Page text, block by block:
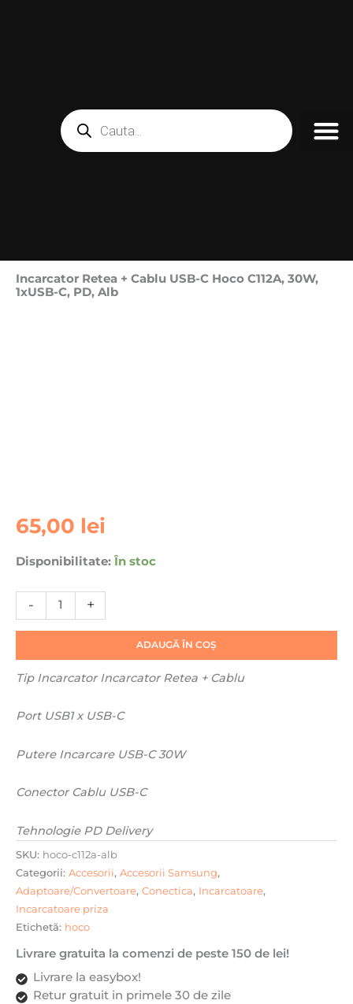
search
Incarcator Retea + Cablu USB-C Hoco C112A, 30W,
1xUSB-C, PD, Alb
65,00 lei
Disponibilitate: În stoc
-
Cantitate
Incarcator
+
Cablu
USB-
C
C112A,
30W,
C,
Alb
+
ADAUGĂ ÎN COȘ
Tip IncarcatorIncarcator Retea + Cablu
Port USB1 x USB-C
Putere Incarcare USB-C 30W
Conector Cablu USB-C
Tehnologie PD Delivery
SKU: hoco-c112a-alb
Categorii: Accesorii, Accesorii Samsung,
Adaptoare/Convertoare, Conectica, Incarcatoare,
Incarcatoare priza
Etichetă: hoco
Livrare gratuita la comenzi de peste 150 de lei!
Livrare la easybox!
Retur gratuit in primele 30 de zile